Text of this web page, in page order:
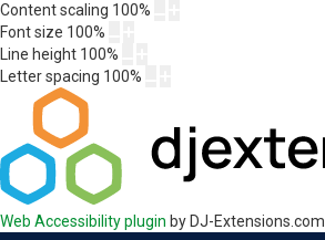
Content scaling 100%
Font size 100%
Line height 100%
Letter spacing 100%
Web Accessibility plugin by DJ-Extensions.com